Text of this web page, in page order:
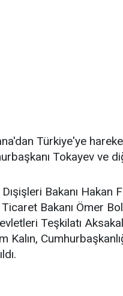
Türkiye'ye
Tokayev ve
Bakanı Hakan
Bakanı Ömer
Teşkilatı
Kalın,